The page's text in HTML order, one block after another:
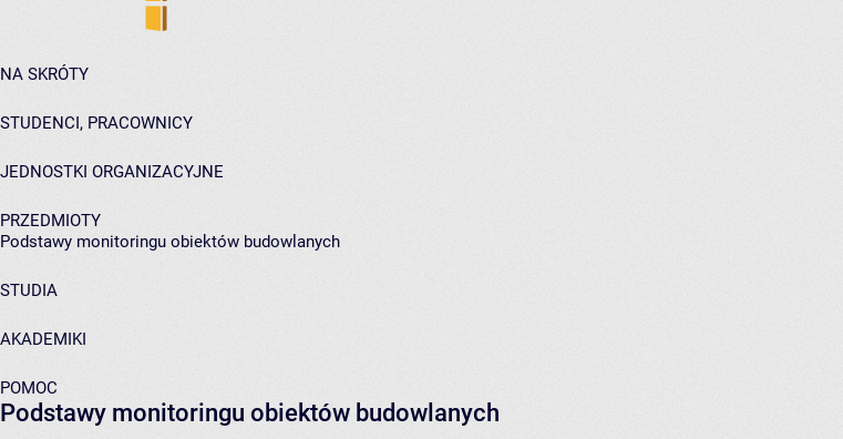
NA SKRÓTY
STUDENCI, PRACOWNICY
JEDNOSTKI ORGANIZACYJNE
PRZEDMIOTY
Podstawy monitoringu obiektów budowlanych
STUDIA
AKADEMIKI
POMOC
Podstawy monitoringu obiektów budowlanych